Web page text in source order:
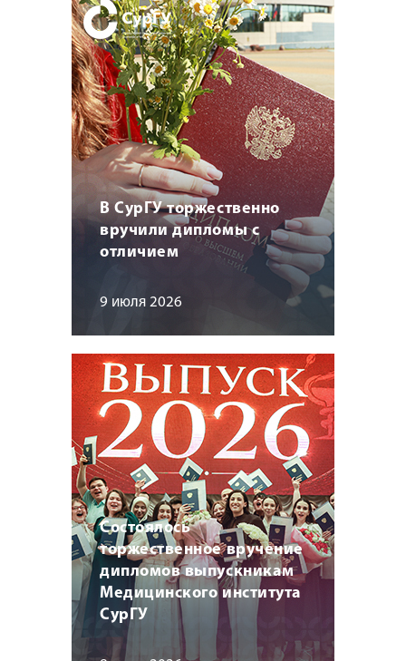
В СурГУ торжественно
вручили дипломы с
отличием
9 июля 2026
Состоялось
торжественное вручение
дипломов выпускникам
Медицинского института
СурГУ